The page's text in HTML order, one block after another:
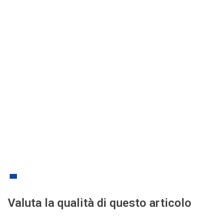
Valuta la qualità di questo articolo